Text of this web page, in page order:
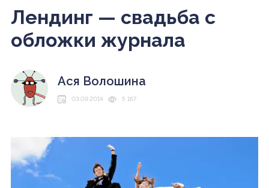
Лендинг — свадьба с
обложки журнала
Ася Волошина
03.09.2014 5 167